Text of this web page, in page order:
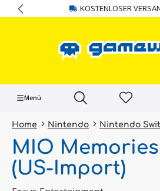
springen KOSTENLOSER
Menü
Home Nintendo Nintendo
MIO
(US-Import)